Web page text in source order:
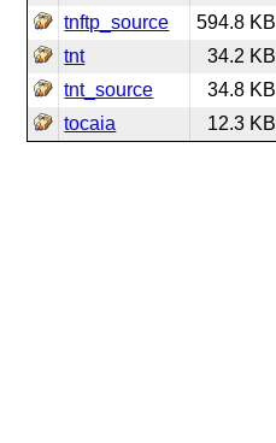
tnftp_source
594.8 KB
tnt
34.2 KB
tnt_source
34.8 KB
tocaia
12.3 KB